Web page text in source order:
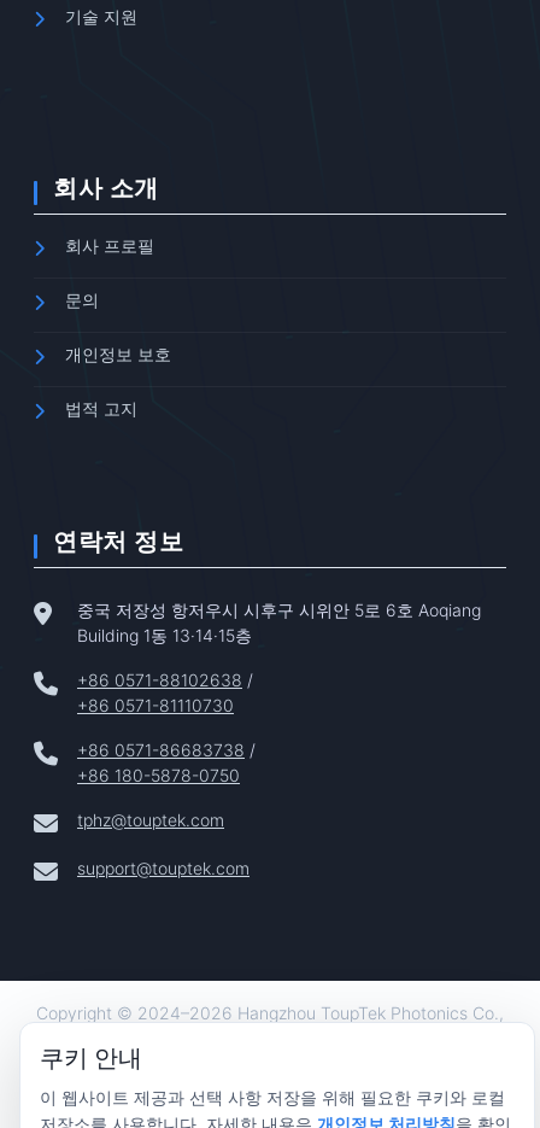
기술 지원
회사 소개
회사 프로필
문의
개인정보 보호
법적 고지
연락처 정보
중국 저장성 항저우시 시후구 시위안 5로 6호 Aoqiang
Building 1동 13·14·15층
+86 0571-88102638 /
+86 0571-81110730
+86 0571-86683738 /
+86 180-5878-0750
tphz@touptek.com
support@touptek.com
Copyright © 2024–2026 Hangzhou ToupTek Photonics Co.,
|
쿠키 안내
이 웹사이트 제공과 선택 사항 저장을 위해 필요한 쿠키와 로컬
저장소를 사용합니다. 자세한 내용은 개인정보 처리방침을 확인